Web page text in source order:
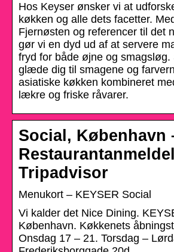
Hos Keyser ønsker vi at
køkken og alle dets facetter.
Fjernøsten og referencer til det
gør vi en dyd ud af at servere
fryd for både øjne og smagsløg.
glæde dig til smagene og
asiatiske køkken kombineret
lækre og friske råvarer.
Social, København
Tripadvisor
Menukort – KEYSER Social
Vi kalder det Nice Dining.
København. Køkkenets
Onsdag 17 – 21. Torsdag –